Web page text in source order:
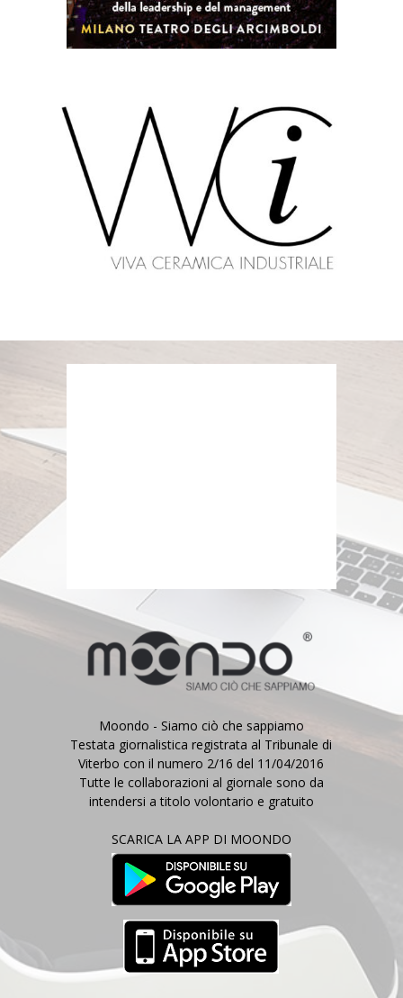
Moondo - Siamo ciò che sappiamo
Testata giornalistica registrata al Tribunale di
Viterbo con il numero 2/16 del 11/04/2016
Tutte le collaborazioni al giornale sono da
intendersi a titolo volontario e gratuito
SCARICA LA APP DI MOONDO